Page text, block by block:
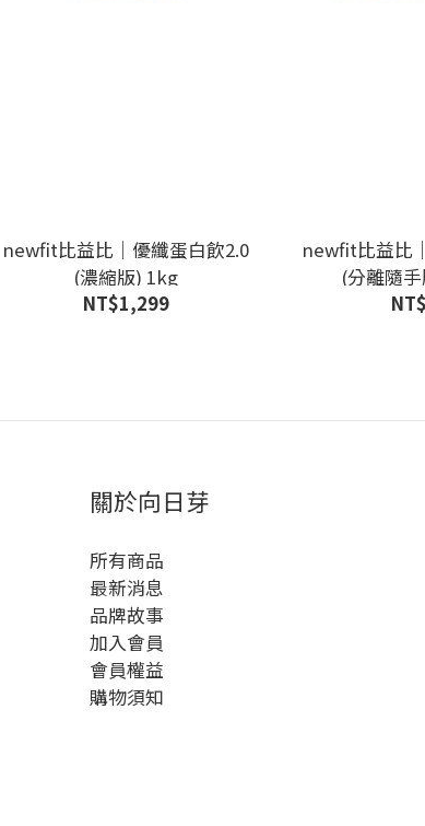
newfit比益比｜優纖蛋白飲2.0
(濃縮版) 1kg
NT$1,299
newfit比益比
(分離隨
關於向日芽
所有商品
最新消息
品牌故事
加入會員
會員權益
購物須知